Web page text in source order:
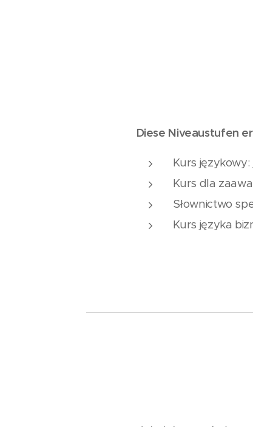
Diese Niveaustufen
Kurs językowy:
Kurs dla
Słownictwo
Kurs języka